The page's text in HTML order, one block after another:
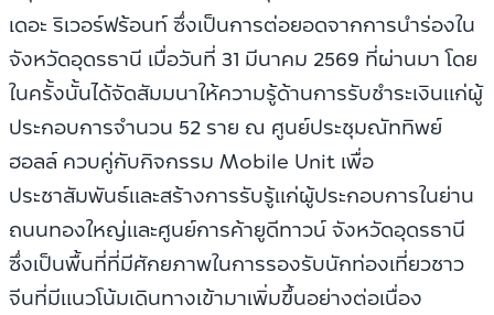
เดอะ ริเวอร์ฟร้อนท์ ซึ่งเป็นการต่อยอดจากการนำร่องใน
จังหวัดอุดรธานี เมื่อวันที่ 31 มีนาคม 2569 ที่ผ่านมา โดย
ในครั้งนั้นได้จัดสัมมนาให้ความรู้ด้านการรับชำระเงินแก่ผู้
ประกอบการจำนวน 52 ราย ณ ศูนย์ประชุมณัททิพย์
ฮอลล์ ควบคู่กับกิจกรรม Mobile Unit เพื่อ
ประชาสัมพันธ์และสร้างการรับรู้แก่ผู้ประกอบการในย่าน
ถนนทองใหญ่และศูนย์การค้ายูดีทาวน์ จังหวัดอุดรธานี
ซึ่งเป็นพื้นที่ที่มีศักยภาพในการรองรับนักท่องเที่ยวชาว
จีนที่มีแนวโน้มเดินทางเข้ามาเพิ่มขึ้นอย่างต่อเนื่อง